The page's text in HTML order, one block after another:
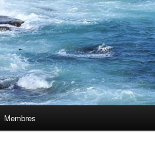
Membres